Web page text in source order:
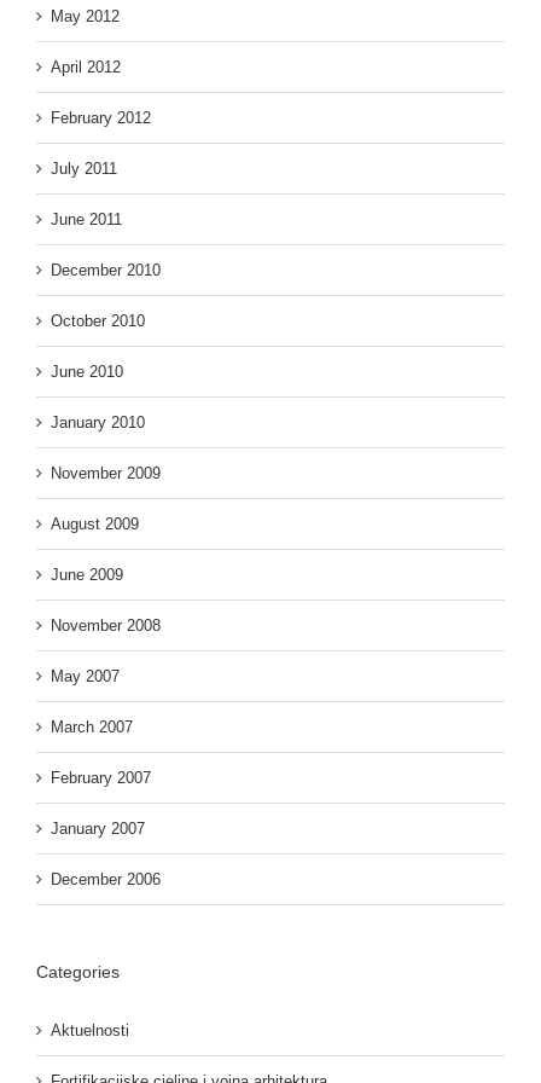
May 2012
April 2012
February 2012
July 2011
June 2011
December 2010
October 2010
June 2010
January 2010
November 2009
August 2009
June 2009
November 2008
May 2007
March 2007
February 2007
January 2007
December 2006
Categories
Aktuelnosti